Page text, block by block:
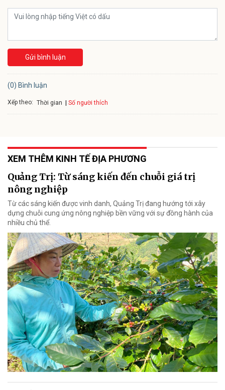
Gửi bình luận
(0) Bình luận
Xếp theo: Thời gian Số người thích
XEM THÊM KINH TẾ ĐỊA PHƯƠNG
Quảng Trị: Từ sáng kiến đến chuỗi giá trị
nông nghiệp
Từ các sáng kiến được vinh danh, Quảng Trị đang hướng tới xây
dựng chuỗi cung ứng nông nghiệp bền vững với sự đồng hành của
nhiều chủ thể.